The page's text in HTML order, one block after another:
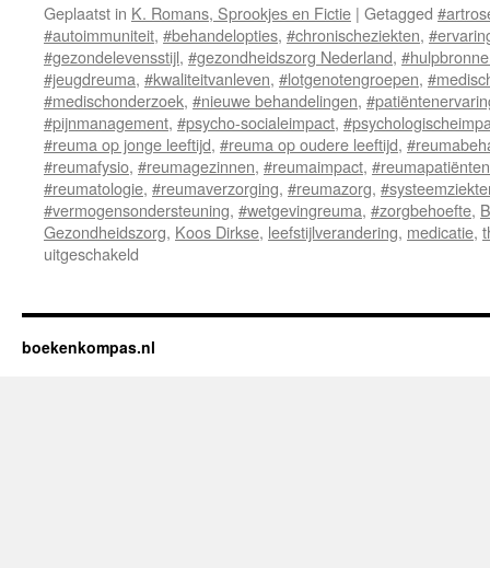
Geplaatst in K. Romans, Sprookjes en Fictie | Getagged
#autoimmuniteit, #behandelopties, #chronischeziekten,
#gezondelevensstijl, #gezondheidszorg Nederland,
#jeugdreuma, #kwaliteitvanleven, #lotgenotengroepen,
#medischonderzoek, #nieuwe behandelingen,
#pijnmanagement, #psycho-socialeimpact,
#reuma op jonge leeftijd, #reuma op oudere leeftijd,
#reumafysio, #reumagezinnen, #reumaimpact, #reumapatiënten
#reumatologie, #reumaverzorging, #reumazorg,
#vermogensondersteuning, #wetgevingreuma, #zorgbehoefte,
Gezondheidszorg, Koos Dirkse, leefstijlverandering, medicatie,
uitgeschakeld
“Reuma
Ontleed:
boekenkompas.nl